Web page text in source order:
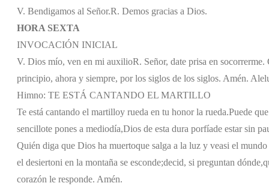
V. Bendigamos al Señor.R. Demos gracias a Dios.
HORA SEXTA
INVOCACIÓN INICIAL
V. Dios mío, ven en mi auxilioR. Señor, date prisa en
principio, ahora y siempre, por los siglos de los siglos. Amén.
Himno: TE ESTÁ CANTANDO EL MARTILLO
Te está cantando el martilloy rueda en tu honor la rueda.Puede
sencillote pones a mediodía,Dios de esta dura porfíade estar sin
Quién diga que Dios ha muertoque salga a la luz y veasi el mundo
el desiertoni en la montaña se esconde;decid, si preguntan dónde,
corazón le responde. Amén.